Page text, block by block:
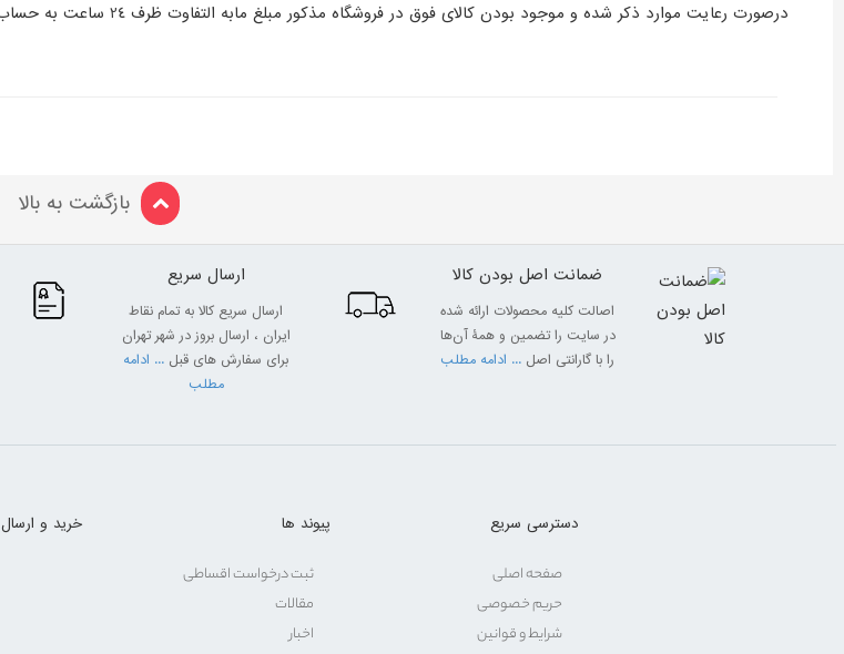
درصورت رعایت موارد ذکر شده و موجود بودن کالای فوق در فروشگاه مذکور مبلغ مابه التفاوت ظرف 24 ساعت به حساب شما واریز می گردد.
بازگشت به بالا
ضمانت اصل بودن کالا
اصالت کلیه محصولات ارائه شده
در سایت را تضمین و همۀ آن‌ها
را با گارانتی اصل ... ادامه مطلب
ارسال سریع
ارسال سریع کالا به تمام نقاط
ایران ، ارسال بروز در شهر تهران
برای سفارش های قبل ... ادامه
مطلب
دسترسی سریع
صفحه اصلی
حریم خصوصی
شرایط و قوانین
پیوند ها
ثبت درخواست اقساطی
مقالات
اخبار
خرید و ارسال